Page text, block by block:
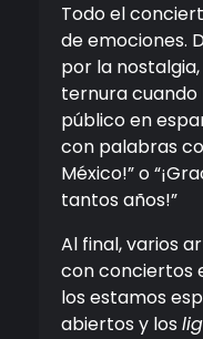
Todo el
de emociones.
por la
ternura cuando
público en
con palabras
México!” o
tantos años!”
Al final, varios
con conciertos
los estamos
abiertos y los